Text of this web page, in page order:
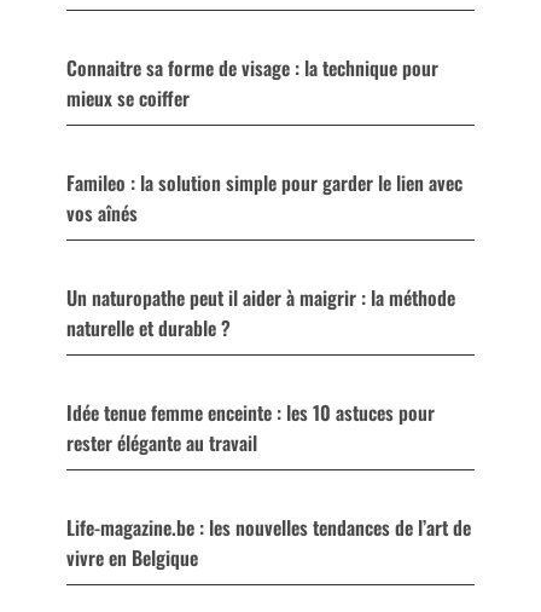
Connaitre sa forme de visage : la technique pour
mieux se coiffer
Famileo : la solution simple pour garder le lien avec
vos aînés
Un naturopathe peut il aider à maigrir : la méthode
naturelle et durable ?
Idée tenue femme enceinte : les 10 astuces pour
rester élégante au travail
Life-magazine.be : les nouvelles tendances de l’art de
vivre en Belgique